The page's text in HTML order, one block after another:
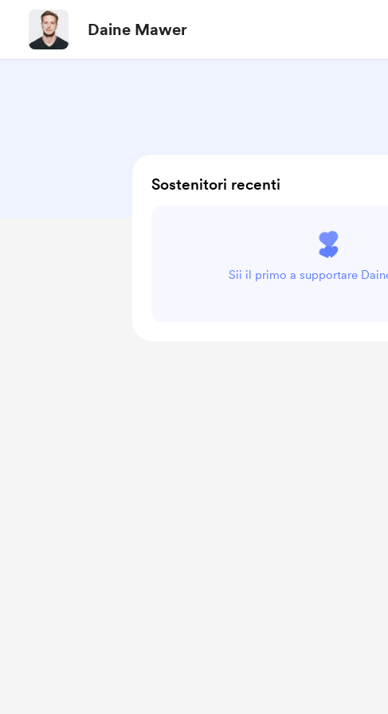
Daine Mawer
Sostenitori recenti
Sii il primo a supportare